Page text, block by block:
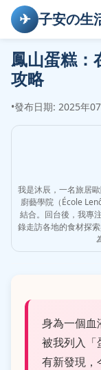
✈ 子安の生
鳳山蛋糕：
攻略
•發布日期: 2025年
我是沐辰，一名旅居
廚藝學院（École
結合。回台後，我專
錄走訪各地的食材探
身為一個血
被我列入「
有新發現，